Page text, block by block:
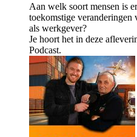
Aan welk soort mensen is
toekomstige veranderingen
als werkgever?
Je hoort het in deze
Podcast.